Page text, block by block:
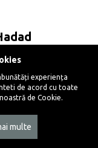
experiența
de acord cu toate
de Cookie.
multe